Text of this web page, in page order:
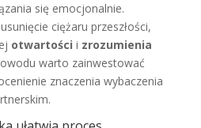
się emocjonalnie.
ciężaru przeszłości,
otwartości i zrozumienia
warto zainwestować
znaczenia wybaczenia